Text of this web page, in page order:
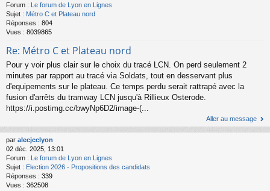
Forum : Le forum de Lyon en Lignes
Sujet : Métro C et Plateau nord
Réponses : 804
Vues : 8039865
Re: Métro C et Plateau nord
Pour y voir plus clair sur le choix du tracé LCN. On perd seulement 2
minutes par rapport au tracé via Soldats, tout en desservant plus
d'equipements sur le plateau. Ce temps perdu serait rattrapé avec la
fusion d'arrêts du tramway LCN jusqu'à Rillieux Osterode.
https://i.postimg.cc/bwyNp6D2/image-(...
Aller au message
par alecjcclyon
02 déc. 2025, 13:01
Forum : Le forum de Lyon en Lignes
Sujet : Election 2026 - Propositions des candidats
Réponses : 339
Vues : 362508